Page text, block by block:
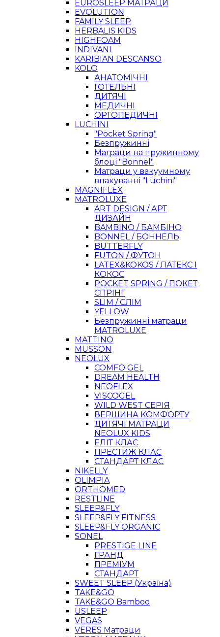
EUROSLEEP МАТРАЦИ
EVOLUTION
FAMILY SLEEP
HERBALIS KIDS
HIGHFOAM
INDIVANI
KARIBIAN DESCANSO
KOLO
АНАТОМІЧНІ
ГОТЕЛЬНІ
ДИТЯЧІ
МЕДИЧНІ
ОРТОПЕДИЧНІ
LUCHINI
"Pocket Spring"
Безпружинні
Матраци на пружинному
блоці "Bonnel"
Матраци у вакуумному
впакуванні "Luchini"
MAGNIFLEX
MATROLUXE
ART DESIGN / АРТ
ДИЗАЙН
BAMBINO / БАМБІНО
BONNEL / БОННЕЛЬ
BUTTERFLY
FUTON / ФУТОН
LATEX&KOKOS / ЛАТЕКС І
КОКОС
POCKET SPRING / ПОКЕТ
СПРІНГ
SLIM / СЛІМ
YELLOW
Безпружинні матраци
MATROLUXE
MATTINO
MUSSON
NEOLUX
COMFO GEL
DREAM HEALTH
NEOFLEX
VISCOGEL
WILD WEST СЕРІЯ
ВЕРШИНА КОМФОРТУ
ДИТЯЧІ МАТРАЦИ
NEOLUX KIDS
ЕЛІТ КЛАС
ПРЕСТИЖ КЛАС
СТАНДАРТ КЛАС
NIKELLY
OLIMPIA
ORTHOMED
RESTLINE
SLEEP&FLY
SLEEP&FLY FITNESS
SLEEP&FLY ORGANIC
SONEL
PRESTIGE LINE
ГРАНД
ПРЕМІУМ
СТАНДАРТ
SWEET SLEEP (Україна)
TAKE&GO
TAKE&GO Bamboo
USLEEP
VEGAS
VERES Матраци